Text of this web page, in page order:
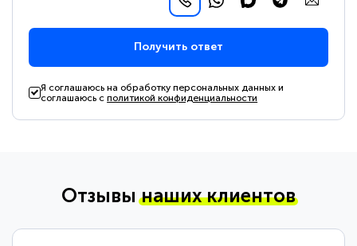
Получить ответ
Я соглашаюсь на обработку персональных данных и
соглашаюсь сполитикой конфиденциальности
Отзывынаших клиентов